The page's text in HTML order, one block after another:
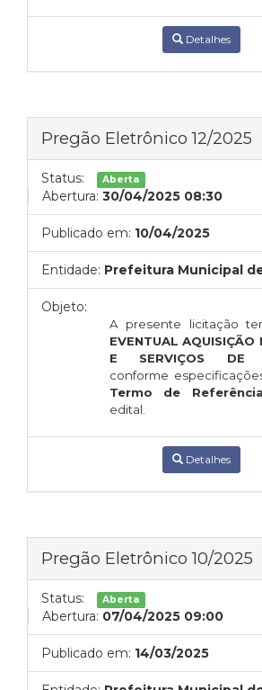
Detalhes
Pregão Eletrônico 12/2025
Status: Aberta
Abertura: 30/04/2025 08:30
Publicado em: 10/04/2025
Entidade: Prefeitura Municipal
Objeto:
A presente licitação
EVENTUAL AQUISIÇÃO
E SERVIÇOS DE
conforme
Termo de Referência
edital.
Detalhes
Pregão Eletrônico 10/2025
Status: Aberta
Abertura: 07/04/2025 09:00
Publicado em: 14/03/2025